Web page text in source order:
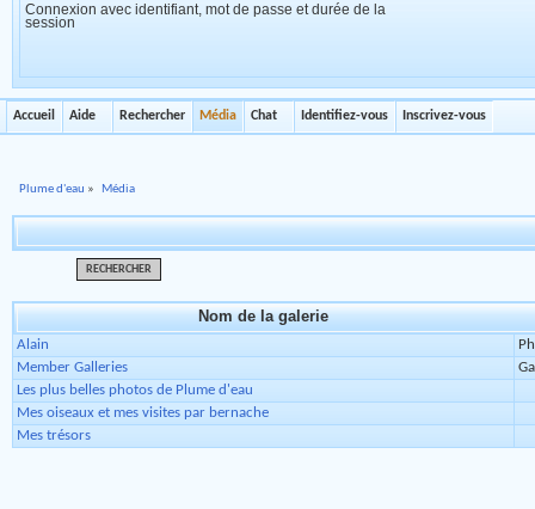
Connexion avec identifiant, mot de passe et durée de la
session
Accueil Aide Rechercher Média Chat Identifiez-vous Inscrivez-vous
Plume d'eau » Média
RECHERCHER
Nom de la galerie
Alain
Member Galleries
Les plus belles photos de Plume d'eau
Mes oiseaux et mes visites par bernache
Mes trésors